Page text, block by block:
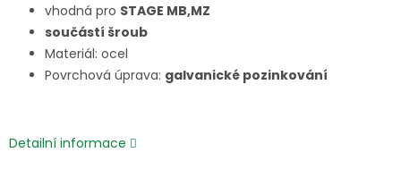
vhodná pro STAGE MB,MZ
součástí šroub
Materiál: ocel
Povrchová úprava: galvanické pozinkování
Detailní informace